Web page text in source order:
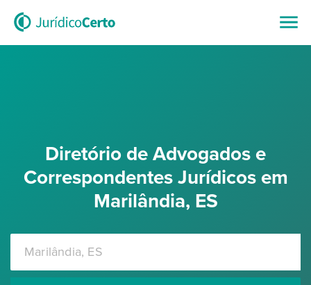
Diretório de Advogados e
Correspondentes Jurídicos em
Marilândia, ES